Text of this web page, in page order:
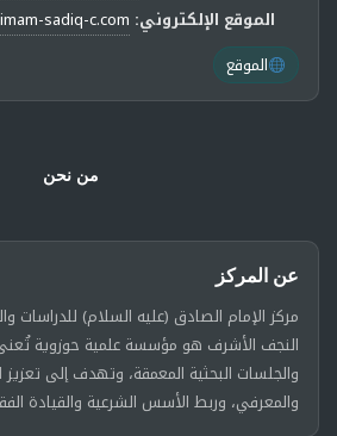
الموقع الإلكتروني: imam-sadiq-c.com
الموقع
من نحن
عن المركز
مركز الإمام الصادق (عليه السلام) للدراسات
النجف الأشرف هو مؤسسة علمية حوزوية تُعنى
والجلسات البحثية المعمقة، وتهدف إلى
والمعرفي، وربط الأسس الشرعية والقيادة